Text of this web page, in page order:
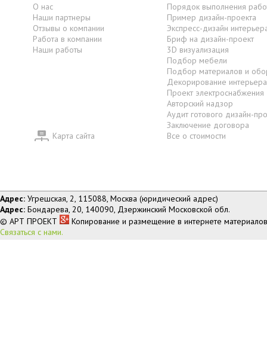
О нас
Наши партнеры
Отзывы о компании
Работа в компании
Наши работы
Карта сайта
Порядок выполнения
Пример дизайн-проекта
Экспресс-дизайн
Бриф на дизайн-проект
3D визуализация
Подбор мебели
Подбор материалов и
Декорирование интерьера
Проект электроснабжения
Авторский надзор
Аудит готового дизайн-
Заключение договора
Все о стоимости
Адрес: Угрешская, 2, 115088, Москва (юридический адрес)
Адрес: Бондарева, 20, 140090, Дзержинский Московской обл.
© АРТ ПРОЕКТ
Копирование и размещение в интернете
Связаться с нами.